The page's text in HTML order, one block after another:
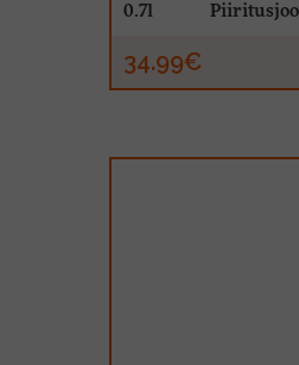
0.7l
34.99€